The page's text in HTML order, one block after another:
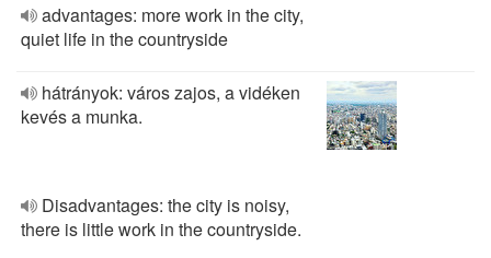
advantages: more work in the city,
quiet life in the countryside
hátrányok: város zajos, a vidéken
kevés a munka.
Disadvantages: the city is noisy,
there is little work in the countryside.